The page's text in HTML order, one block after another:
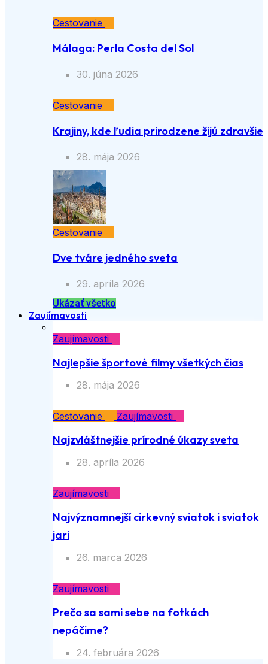
Cestovanie
Málaga: Perla Costa del Sol
30. júna 2026
Cestovanie
Krajiny, kde ľudia prirodzene žijú zdravšie
28. mája 2026
Cestovanie
Dve tváre jedného sveta
29. apríla 2026
Ukázať všetko
Zaujímavosti
Zaujímavosti
Najlepšie športové filmy všetkých čias
28. mája 2026
Cestovanie Zaujímavosti
Najzvláštnejšie prírodné úkazy sveta
28. apríla 2026
Zaujímavosti
Najvýznamnejší cirkevný sviatok i sviatok
jari
26. marca 2026
Zaujímavosti
Prečo sa sami sebe na fotkách
nepáčime?
24. februára 2026